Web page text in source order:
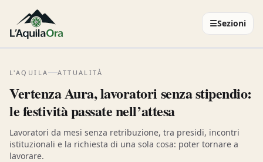
☰Sezioni
L'AQUILA ATTUALITÀ
Vertenza Aura, lavoratori senza stipendio:
le festività passate nell’attesa
Lavoratori da mesi senza retribuzione, tra presidi, incontri
istituzionali e la richiesta di una sola cosa: poter tornare a
lavorare.